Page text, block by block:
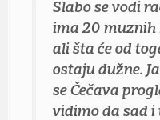
Slabo se vodi
ima 20 muznih
ali šta će od
ostaju dužne.
se Čečava
vidimo da sad i